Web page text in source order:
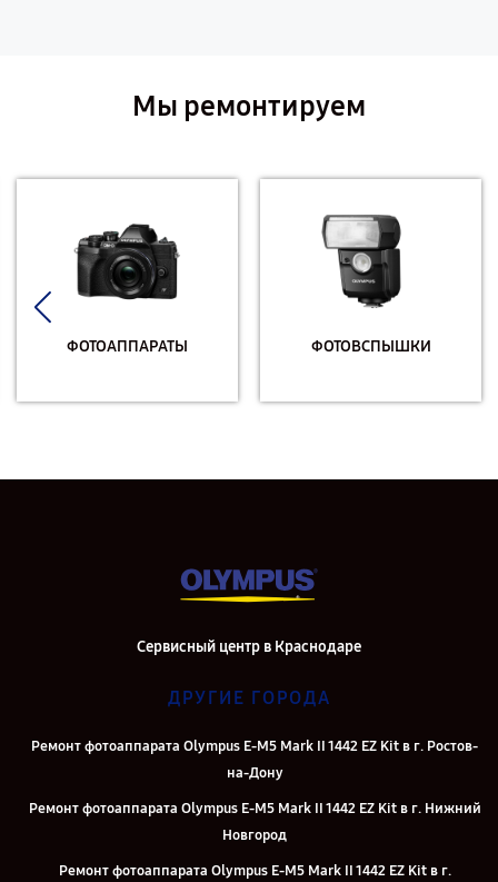
Мы ремонтируем
ФОТОАППАРАТЫ ФОТОВСПЫШКИ
Сервисный центр в Краснодаре
ДРУГИЕ ГОРОДА
Ремонт фотоаппарата Olympus E‑M5 Mark II 1442 EZ Kit в г. Ростов-
на-Дону
Ремонт фотоаппарата Olympus E‑M5 Mark II 1442 EZ Kit в г. Нижний
Новгород
Ремонт фотоаппарата Olympus E‑M5 Mark II 1442 EZ Kit в г.